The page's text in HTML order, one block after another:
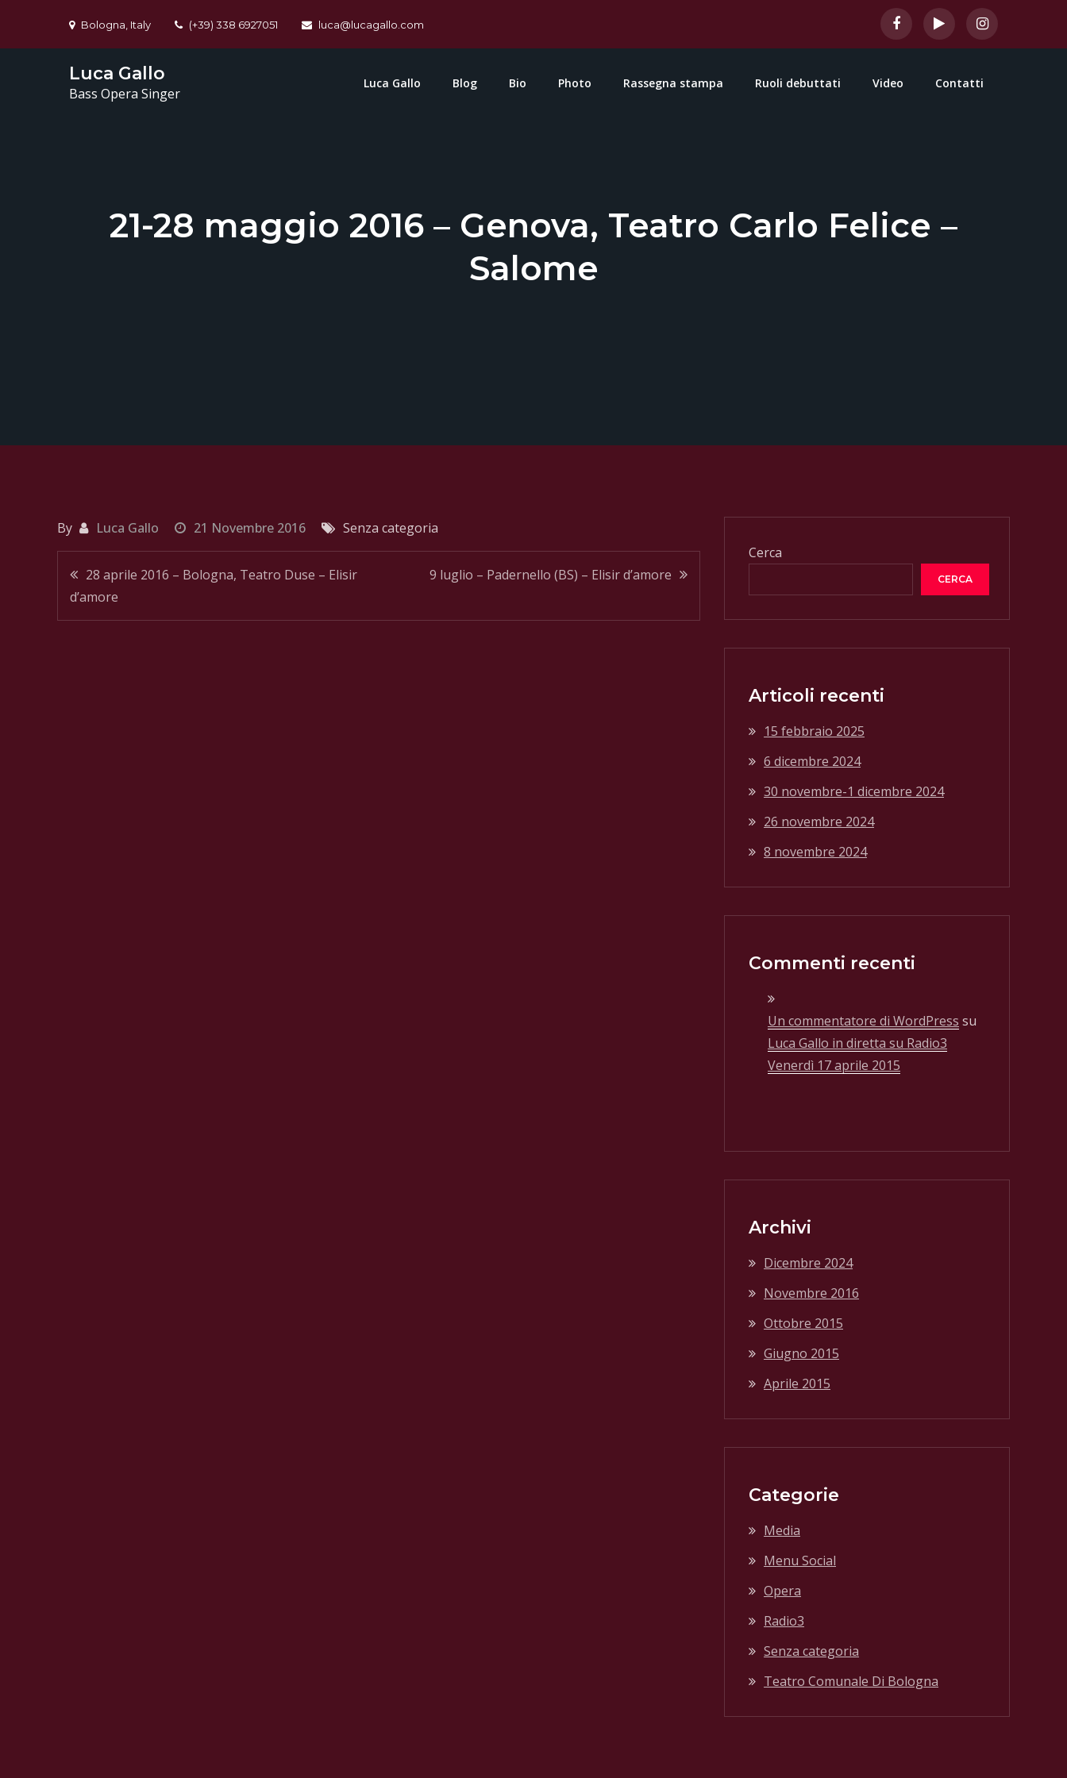
Bologna, Italy (+39) 338 6927051 luca@lucagallo.com
Luca Gallo
Bass Opera Singer
Luca Gallo Blog Bio Photo Rassegna stampa Ruoli debuttati Video Contatti
21-28 maggio 2016 – Genova, Teatro Carlo Felice –
Salome
By Luca Gallo 21 Novembre 2016 Senza categoria
Navigazione
articoli
28 aprile 2016 – Bologna, Teatro Duse – Elisir
d’amore
9 luglio – Padernello (BS) – Elisir d’amore
Cerca
CERCA
Articoli recenti
15 febbraio 2025
6 dicembre 2024
30 novembre-1 dicembre 2024
26 novembre 2024
8 novembre 2024
Commenti recenti
Un commentatore di WordPress su
Luca Gallo in diretta su Radio3
Venerdì 17 aprile 2015
Archivi
Dicembre 2024
Novembre 2016
Ottobre 2015
Giugno 2015
Aprile 2015
Categorie
Media
Menu Social
Opera
Radio3
Senza categoria
Teatro Comunale Di Bologna